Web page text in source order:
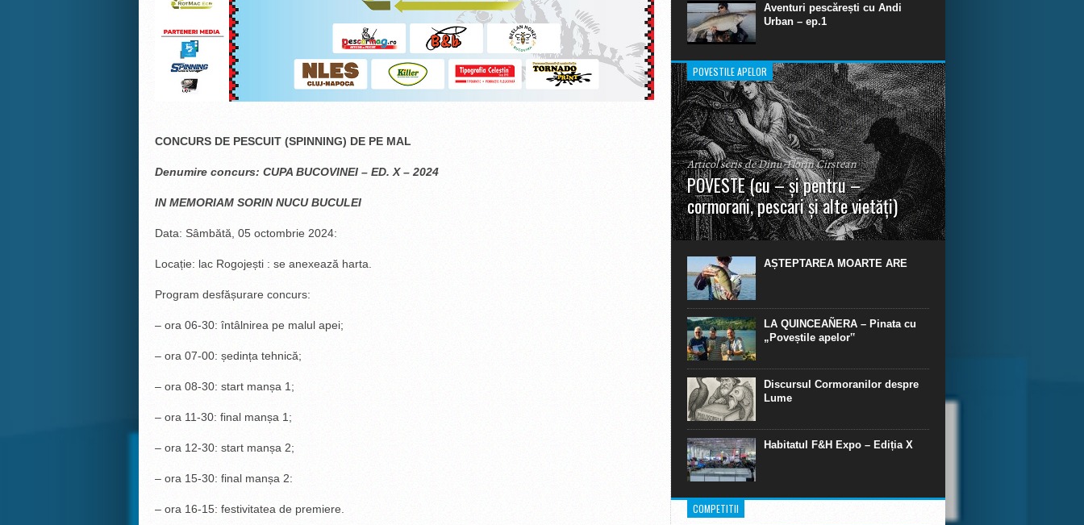
CONCURS DE PESCUIT (SPINNING) DE PE MAL
Denumire concurs: CUPA BUCOVINEI – ED. X – 2024
IN MEMORIAM SORIN NUCU BUCULEI
Data: Sâmbătă, 05 octombrie 2024:
Locație: lac Rogojești : se anexează harta.
Program desfășurare concurs:
– ora 06-30: întâlnirea pe malul apei;
– ora 07-00: ședința tehnică;
– ora 08-30: start manșa 1;
– ora 11-30: final manșa 1;
– ora 12-30: start manșa 2;
– ora 15-30: final manșa 2:
– ora 16-15: festivitatea de premiere.
Aventuri pescărești cu Andi
Urban – ep.1
POVESTILE APELOR
Articol scris de Dinu-Florin Cirstean
POVESTE (cu – și pentru –
cormorani, pescari și alte vietăți)
”La urma urmei, cred că legendele și miturile sunt
în mare parte făcute din „adevăr”.“ R. R. Tolkien.
AȘTEPTAREA MOARTE ARE
LA QUINCEAÑERA – Pinata cu
„Poveștile apelor‟
Discursul Cormoranilor despre
Lume
Habitatul F&H Expo – Ediția X
COMPETITII